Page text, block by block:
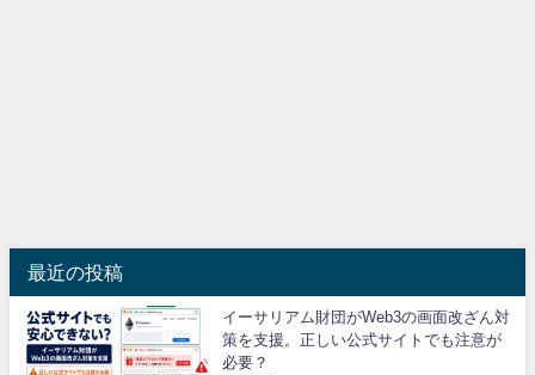
最近の投稿
イーサリアム財団がWeb3の画面改ざん対
策を支援。正しい公式サイトでも注意が
必要？